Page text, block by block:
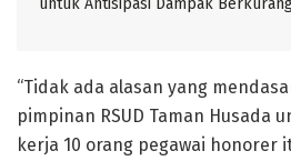
“Tidak ada alasan yang
pimpinan RSUD Taman Husada
kerja 10 orang pegawai honorer